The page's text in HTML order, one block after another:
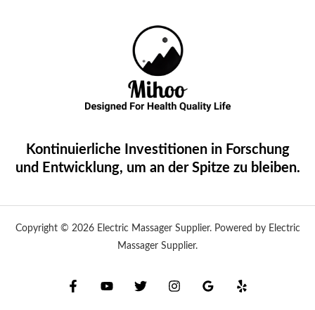
Kontinuierliche Investitionen in Forschung
und Entwicklung, um an der Spitze zu bleiben.
Copyright © 2026 Electric Massager Supplier. Powered by Electric
Massager Supplier.